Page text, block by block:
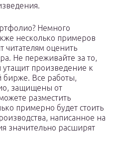
Немного
несколько примеров
читателям оценить
Не переживайте за то,
произведение к
бирже. Все работы,
защищены от
разместить
примерно будет стоить
написанное на
значительно расширят